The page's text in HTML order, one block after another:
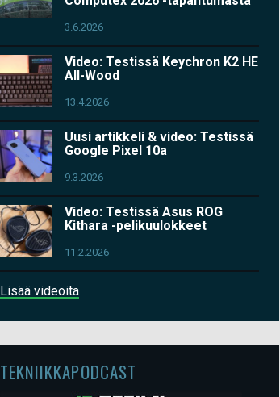
3.6.2026
Video: Testissä Keychron K2 HE
All-Wood
13.4.2026
Uusi artikkeli & video: Testissä
Google Pixel 10a
9.3.2026
Video: Testissä Asus ROG
Kithara -pelikuulokkeet
11.2.2026
Lisää videoita
TEKNIIKKAPODCAST